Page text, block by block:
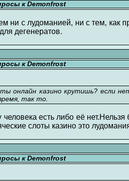
к Demonfrost
ни с лудоманией, ни с тем, как
дегенератов.
к Demonfrost
онлайн казино крутишь? если
так то.
есть либо её
слоты казино это
к Demonfrost